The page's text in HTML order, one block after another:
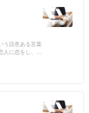
う語意ある言葉
に恋をし、手